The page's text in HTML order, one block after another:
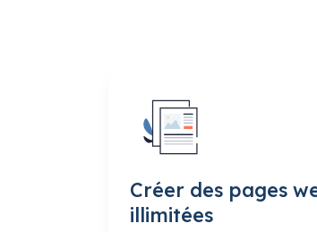
Créer des pages
illimitées